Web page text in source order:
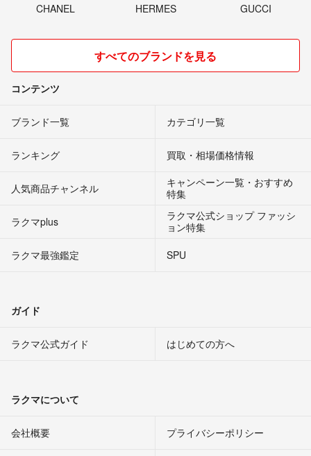
CHANEL HERMES GUCCI
すべてのブランドを見る
コンテンツ
ブランド一覧 カテゴリ一覧
ランキング 買取・相場価格情報
人気商品チャンネル
キャンペーン一覧・おすすめ
特集
ラクマplus
ラクマ公式ショップ ファッシ
ョン特集
ラクマ最強鑑定
SPU
ガイド
ラクマ公式ガイド はじめての方へ
ラクマについて
会社概要 プライバシーポリシー